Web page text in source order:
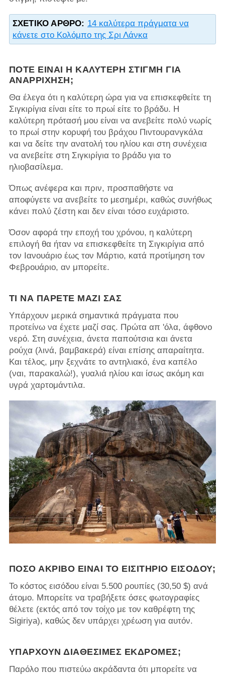
ΣΧΕΤΙΚΌ ΆΡΘΡΟ: 14 καλύτερα πράγματα να
κάνετε στο Κολόμπο της Σρι Λάνκα
ΠΌΤΕ ΕΊΝΑΙ Η ΚΑΛΎΤΕΡΗ ΣΤΙΓΜΉ ΓΙΑ
ΑΝΑΡΡΊΧΗΣΗ;
Θα έλεγα ότι η καλύτερη ώρα για να επισκεφθείτε τη
Σιγκιρίγια είναι είτε το πρωί είτε το βράδυ. Η
καλύτερη πρότασή μου είναι να ανεβείτε πολύ νωρίς
το πρωί στην κορυφή του βράχου Πιντουρανγκάλα
και να δείτε την ανατολή του ηλίου και στη συνέχεια
να ανεβείτε στη Σιγκιρίγια το βράδυ για το
ηλιοβασίλεμα.
Όπως ανέφερα και πριν, προσπαθήστε να
αποφύγετε να ανεβείτε το μεσημέρι, καθώς συνήθως
κάνει πολύ ζέστη και δεν είναι τόσο ευχάριστο.
Όσον αφορά την εποχή του χρόνου, η καλύτερη
επιλογή θα ήταν να επισκεφθείτε τη Σιγκιρίγια από
τον Ιανουάριο έως τον Μάρτιο, κατά προτίμηση τον
Φεβρουάριο, αν μπορείτε.
ΤΙ ΝΑ ΠΆΡΕΤΕ ΜΑΖΊ ΣΑΣ
Υπάρχουν μερικά σημαντικά πράγματα που
προτείνω να έχετε μαζί σας. Πρώτα απ 'όλα, άφθονο
νερό. Στη συνέχεια, άνετα παπούτσια και άνετα
ρούχα (λινά, βαμβακερά) είναι επίσης απαραίτητα.
Και τέλος, μην ξεχνάτε το αντηλιακό, ένα καπέλο
(ναι, παρακαλώ!), γυαλιά ηλίου και ίσως ακόμη και
υγρά χαρτομάντιλα.
ΠΌΣΟ ΑΚΡΙΒΌ ΕΊΝΑΙ ΤΟ ΕΙΣΙΤΉΡΙΟ ΕΙΣΌΔΟΥ;
Το κόστος εισόδου είναι 5.500 ρουπίες (30,50 $) ανά
άτομο. Μπορείτε να τραβήξετε όσες φωτογραφίες
θέλετε (εκτός από τον τοίχο με τον καθρέφτη της
Sigiriya), καθώς δεν υπάρχει χρέωση για αυτόν.
ΥΠΆΡΧΟΥΝ ΔΙΑΘΈΣΙΜΕΣ ΕΚΔΡΟΜΈΣ;
Παρόλο που πιστεύω ακράδαντα ότι μπορείτε να